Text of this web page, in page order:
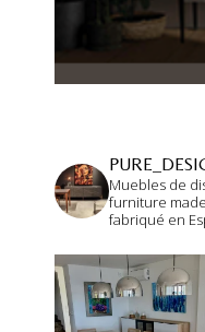
DESCARGA
Muebles de
furniture
fabriqué en